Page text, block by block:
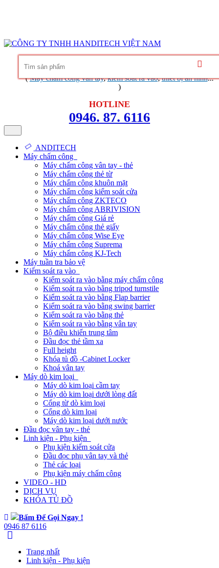
(Máy chấm công vân tay,kiểm soát ra vào,thiết bị an ninh...
)
HOTLINE
0946. 87. 6116
ANDITECH
Máy chấm công
Máy chấm công vân tay - thẻ
Máy chấm công thẻ từ
Máy chấm công khuôn mặt
Máy chấm công kiểm soát cửa
Máy chấm công ZKTECO
Máy chấm công ABRIVISION
Máy chấm công Giá rẻ
Máy chấm công thẻ giấy
Máy chấm công Wise Eye
Máy chấm công Suprema
Máy chấm công KJ-Tech
Máy tuần tra bảo vệ
Kiểm soát ra vào
Kiểm soát ra vào bằng máy chấm công
Kiểm soát ra vào bằng tripod turnstile
Kiểm soát ra vào bằng Flap barrier
Kiểm soát ra vào bằng swing barrier
Kiểm soát ra vào bằng thẻ
Kiểm soát ra vào bằng vân tay
Bộ điều khiển trung tâm
Đầu đọc thẻ tầm xa
Full height
Khóa tủ đồ -Cabinet Locker
Khoá vân tay
Máy dò kim loại
Máy dò kim loại cầm tay
Máy dò kim loại dưới lòng đất
Cổng từ dò kim loại
Cổng dò kim loại
Máy dò kim loại dưới nước
Đầu đọc vân tay - thẻ
Linh kiện - Phụ kiện
Phụ kiện kiểm soát cửa
Đầu đọc phụ vân tay và thẻ
Thẻ các loại
Phụ kiện máy chấm công
VIDEO - HD
DỊCH VỤ
KHÓA TỦ ĐỒ
Bấm Để Gọi Ngay !
0946 87 6116
Trang nhất
Linh kiện - Phụ kiện